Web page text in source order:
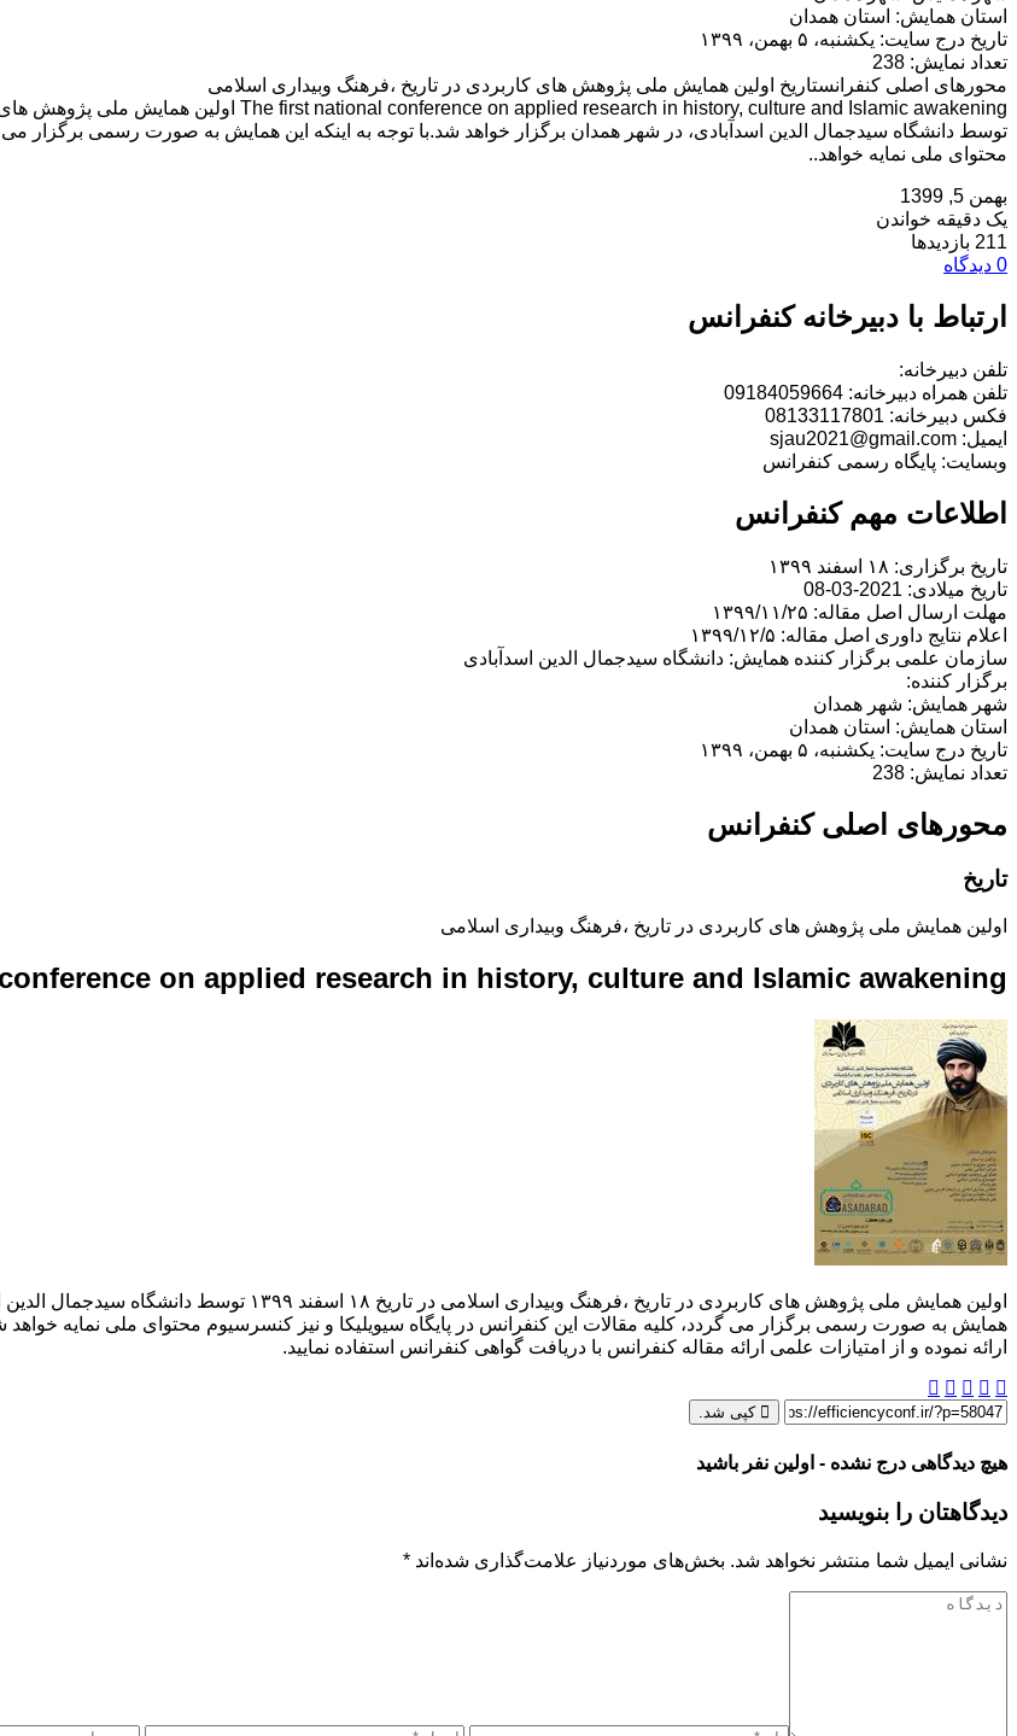
استان همایش: استان همدان
تاریخ درج سایت: یکشنبه، ۵ بهمن، ۱۳۹۹
تعداد نمایش: 238
محورهای اصلی کنفرانستاریخ اولین همایش ملی پژوهش های کاربردی در تاریخ ،فرهنگ وبیداری اسلامی
توسط دانشگاه سیدجمال الدین اسدآبادی، در شهر همدان برگزار خواهد شد.با توجه به اینکه این همایش به صورت رسمی برگزار می
محتوای ملی نمایه خواهد..
بهمن 5, 1399
یک دقیقه خواندن
211 بازدیدها
0 دیدگاه
ارتباط با دبیرخانه کنفرانس
تلفن دبیرخانه:
تلفن همراه دبیرخانه: 09184059664
فکس دبیرخانه: 08133117801
ایمیل: sjau2021@gmail.com
وبسایت: پایگاه رسمی کنفرانس
اطلاعات مهم کنفرانس
تاریخ برگزاری: ۱۸ اسفند ۱۳۹۹
تاریخ میلادی: 2021-03-08
مهلت ارسال اصل مقاله: ۱۳۹۹/۱۱/۲۵
اعلام نتایج داوری اصل مقاله: ۱۳۹۹/۱۲/۵
سازمان علمی برگزار کننده همایش: دانشگاه سیدجمال الدین اسدآبادی
برگزار کننده:
شهر همایش: شهر همدان
استان همایش: استان همدان
تاریخ درج سایت: یکشنبه، ۵ بهمن، ۱۳۹۹
تعداد نمایش: 238
محورهای اصلی کنفرانس
تاریخ
اولین همایش ملی پژوهش های کاربردی در تاریخ ،فرهنگ وبیداری اسلامی
on applied research in history, culture and Islamic awakening
اولین همایش ملی پژوهش های کاربردی در تاریخ ،فرهنگ
همایش به صورت رسمی برگزار می گردد، کلیه مقالات این کنفرانس در پایگاه سیویلیکا و نیز کنسرسیوم محتوای ملی نمایه خواهد
ارائه نموده و از امتیازات علمی ارائه مقاله کنفرانس با دریافت گواهی کنفرانس استفاده نمایید.
کپی شد.
هیچ دیدگاهی درج نشده - اولین نفر باشید
دیدگاهتان را بنویسید
نشانی ایمیل شما منتشر نخواهد شد. بخش‌های موردنیاز علامت‌گذاری شده‌اند *